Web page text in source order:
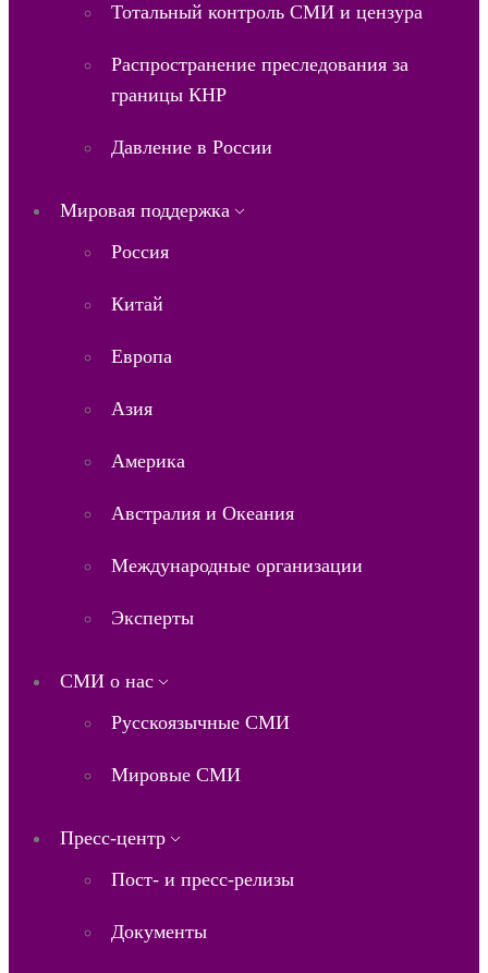
Тотальный контроль СМИ и цензура
Распространение преследования за
границы КНР
Давление в России
Мировая поддержка
Россия
Китай
Европа
Азия
Америка
Австралия и Океания
Международные организации
Эксперты
СМИ о нас
Русскоязычные СМИ
Мировые СМИ
Пресс-центр
Пост- и пресс-релизы
Документы